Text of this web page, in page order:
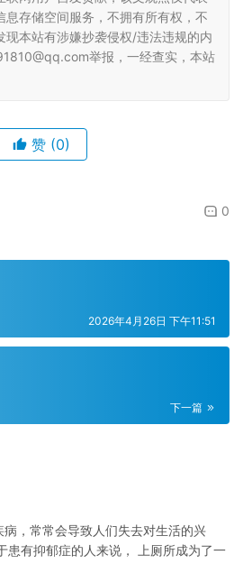
息存储空间服务，不拥有所有权，不
现本站有涉嫌抄袭侵权/违法违规的内
举报，一经查实，本站
赞 (0)
0
2026年4月26日 下午11:51
下一篇
，常常会导致人们失去对生活的兴
患有抑郁症的人来说， 上厕所成为了一